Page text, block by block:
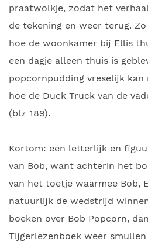
praatwolkje, zodat het
de tekening en weer terug.
hoe de woonkamer bij Ellis
een dagje alleen thuis is
popcornpudding vreselijk kan
hoe de Duck Truck van de
(blz 189).
Kortom: een letterlijk en
van Bob, want achterin het
van het toetje waarmee Bob,
natuurlijk de wedstrijd
boeken over Bob Popcorn,
Tijgerlezenboek weer smullen